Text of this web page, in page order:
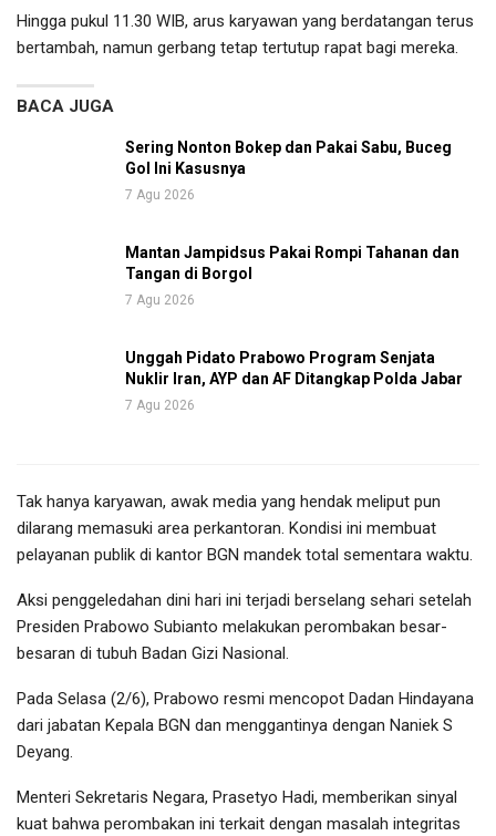
Hingga pukul 11.30 WIB, arus karyawan yang berdatangan terus
bertambah, namun gerbang tetap tertutup rapat bagi mereka.
BACA JUGA
Sering Nonton Bokep dan Pakai Sabu, Buceg
Gol Ini Kasusnya
7 Agu 2026
Mantan Jampidsus Pakai Rompi Tahanan dan
Tangan di Borgol
7 Agu 2026
Unggah Pidato Prabowo Program Senjata
Nuklir Iran, AYP dan AF Ditangkap Polda Jabar
7 Agu 2026
Tak hanya karyawan, awak media yang hendak meliput pun
dilarang memasuki area perkantoran. Kondisi ini membuat
pelayanan publik di kantor BGN mandek total sementara waktu.
Aksi penggeledahan dini hari ini terjadi berselang sehari setelah
Presiden Prabowo Subianto melakukan perombakan besar-
besaran di tubuh Badan Gizi Nasional.
Pada Selasa (2/6), Prabowo resmi mencopot Dadan Hindayana
dari jabatan Kepala BGN dan menggantinya dengan Naniek S
Deyang.
Menteri Sekretaris Negara, Prasetyo Hadi, memberikan sinyal
kuat bahwa perombakan ini terkait dengan masalah integritas